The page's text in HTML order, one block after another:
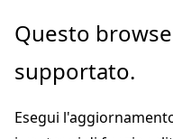
Ignora
passa
contenuto
Questo
supportato.
Esegui